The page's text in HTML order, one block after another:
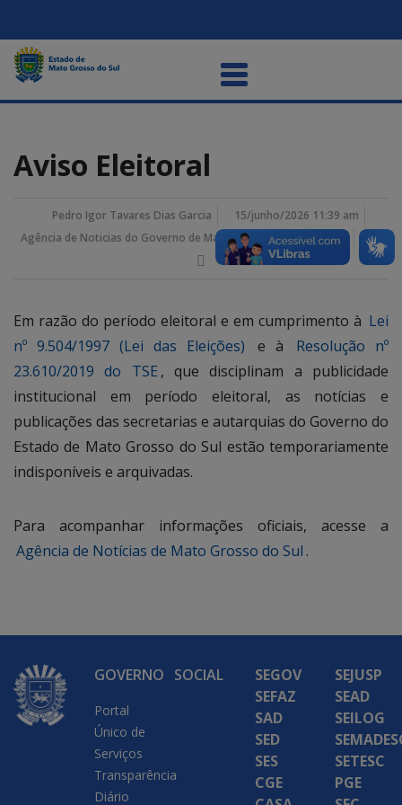
Aviso Eleitoral
Pedro Igor Tavares Dias Garcia
15/junho/2026 11:39 am
Agência de Noticias do Governo de Mato Grosso do Sul
Em razão do período eleitoral e em cumprimento à Lei
nº 9.504/1997 (Lei das Eleições)
e à
Resolução nº
23.610/2019 do TSE , que disciplinam a publicidade
institucional em período eleitoral, as notícias e
publicações das secretarias e autarquias do Governo do
Estado de Mato Grosso do Sul estão temporariamente
indisponíveis e arquivadas.
Para acompanhar informações oficiais, acesse a
Agência de Notícias de Mato Grosso do Sul .
GOVERNO
Portal
Único de
Serviços
Transparência
Diário
SOCIAL
SEGOV
SEFAZ
SAD
SED
SES
CGE
SEJUSP
SEAD
SEILOG
SETESC
PGE